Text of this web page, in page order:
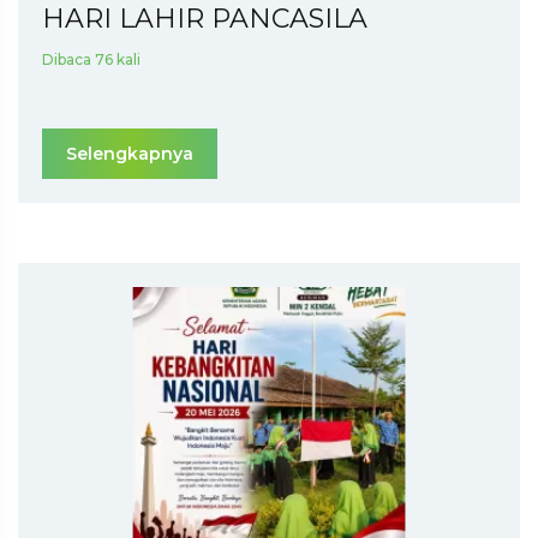
HARI LAHIR PANCASILA
Dibaca 76 kali
Selengkapnya